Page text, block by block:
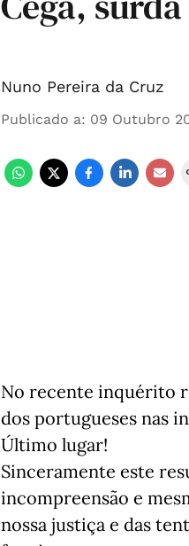
Nuno Pereira da Cruz
Publicado a: 09 Outubro
No recente inquérito
dos portugueses nas
Último lugar!
Sinceramente este
incompreensão e
nossa justiça e das